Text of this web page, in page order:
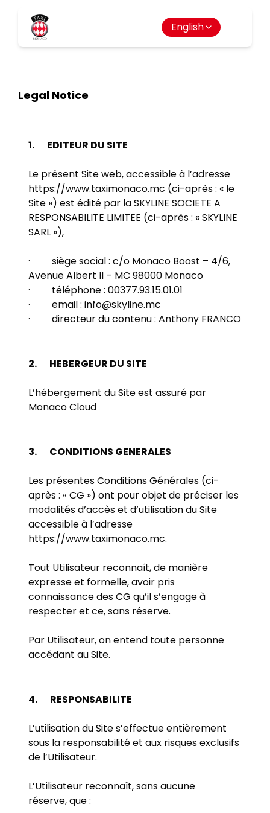
English
Legal Notice
1. EDITEUR DU SITE
Le présent Site web, accessible à l’adresse
https://www.taximonaco.mc (ci-après : « le
Site ») est édité par la SKYLINE SOCIETE A
RESPONSABILITE LIMITEE (ci-après : « SKYLINE
SARL »),
· siège social : c/o Monaco Boost – 4/6,
Avenue Albert II – MC 98000 Monaco
· téléphone : 00377.93.15.01.01
· email : info@skyline.mc
· directeur du contenu : Anthony FRANCO
2. HEBERGEUR DU SITE
L’hébergement du Site est assuré par
Monaco Cloud
3. CONDITIONS GENERALES
Les présentes Conditions Générales (ci-
après : « CG ») ont pour objet de préciser les
modalités d’accès et d’utilisation du Site
accessible à l’adresse
https://www.taximonaco.mc.
Tout Utilisateur reconnaît, de manière
expresse et formelle, avoir pris
connaissance des CG qu’il s’engage à
respecter et ce, sans réserve.
Par Utilisateur, on entend toute personne
accédant au Site.
4. RESPONSABILITE
L’utilisation du Site s’effectue entièrement
sous la responsabilité et aux risques exclusifs
de l’Utilisateur.
L’Utilisateur reconnaît, sans aucune
réserve, que :